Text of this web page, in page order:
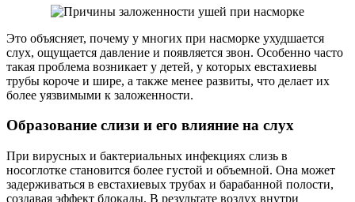
Это объясняет, почему у многих при насморке ухудшается
слух, ощущается давление и появляется звон. Особенно часто
такая проблема возникает у детей, у которых евстахиевы
трубы короче и шире, а также менее развиты, что делает их
более уязвимыми к заложенности.
Образование слизи и его влияние на слух
При вирусных и бактериальных инфекциях слизь в
носоглотке становится более густой и объемной. Она может
задерживаться в евстахиевых трубах и барабанной полости,
создавая эффект блокады. В результате воздух внутри